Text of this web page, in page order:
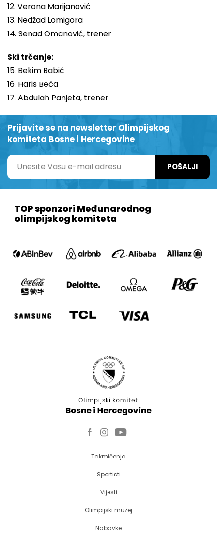
12. Verona Marijanović
13. Nedžad Lomigora
14. Senad Omanović, trener
Ski trčanje:
15. Bekim Babić
16. Haris Beća
17. Abdulah Panjeta, trener
Prijavite se na newsletter Olimpijskog
komiteta Bosne i Hercegovine
POŠALJI
TOP sponzori Međunarodnog
olimpijskog komiteta
Takmičenja
Sportisti
Vijesti
Olimpijski muzej
Nabavke